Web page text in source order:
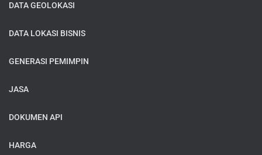
DATA GEOLOKASI
DATA LOKASI BISNIS
GENERASI PEMIMPIN
JASA
DOKUMEN API
HARGA